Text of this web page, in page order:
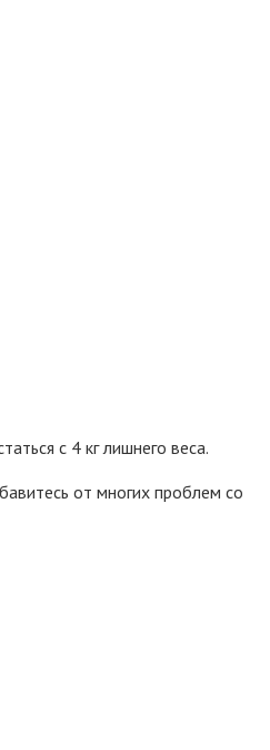
с 4 кг лишнего веса.
от многих проблем со